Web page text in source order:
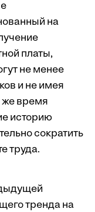
на
платы,
не менее
и не имея
же время
историю
сократить
труда.
тренда на